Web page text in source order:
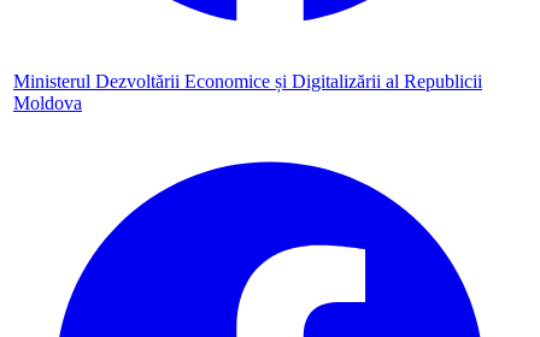
Ministerul Dezvoltării Economice și Digitalizării al Republicii
Moldova